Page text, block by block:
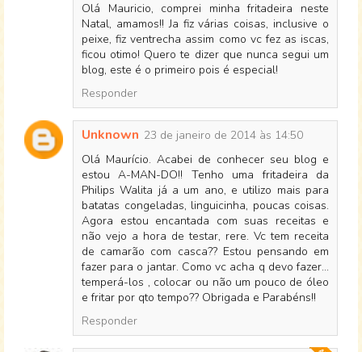
Olá Mauricio, comprei minha fritadeira neste
Natal, amamos!! Ja fiz várias coisas, inclusive o
peixe, fiz ventrecha assim como vc fez as iscas,
ficou otimo! Quero te dizer que nunca segui um
blog, este é o primeiro pois é especial!
Responder
Unknown 23 de janeiro de 2014 às 14:50
Olá Maurício. Acabei de conhecer seu blog e
estou A-MAN-DO!! Tenho uma fritadeira da
Philips Walita já a um ano, e utilizo mais para
batatas congeladas, linguicinha, poucas coisas.
Agora estou encantada com suas receitas e
não vejo a hora de testar, rere. Vc tem receita
de camarão com casca?? Estou pensando em
fazer para o jantar. Como vc acha q devo fazer...
temperá-los , colocar ou não um pouco de óleo
e fritar por qto tempo?? Obrigada e Parabéns!!
Responder